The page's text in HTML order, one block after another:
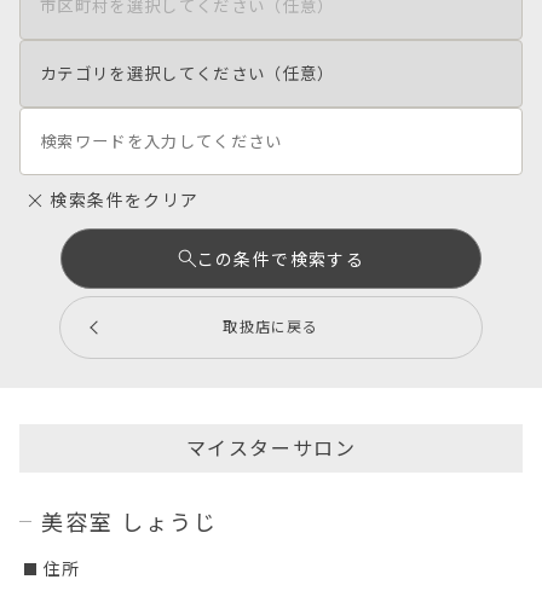
検索条件をクリア
この条件で検索する
取扱店に戻る
マイスターサロン
美容室 しょうじ
︎住所